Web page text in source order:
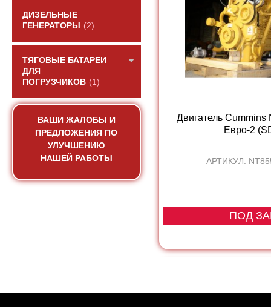
ДИЗЕЛЬНЫЕ
ГЕНЕРАТОРЫ
(2)
ТЯГОВЫЕ БАТАРЕИ
ДЛЯ
ПОГРУЗЧИКОВ (1)
ВАШИ ЖАЛОБЫ И
ПРЕДЛОЖЕНИЯ ПО
УЛУЧШЕНИЮ
НАШЕЙ РАБОТЫ
Двигатель
Евро-2
АРТИКУЛ:
ПОД